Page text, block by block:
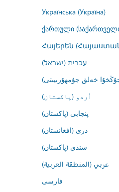
Українська (Україна)
ქართული
Հայերեն
עברית (ישראל)
خەلق جۇمھۇرىيىتى)
اُردو (پاکستان)
پنجابی (پاکستان)
درى (افغانستان)
سنڌي (پاکستان)
عربي (المنطقة العربية)
فارسى